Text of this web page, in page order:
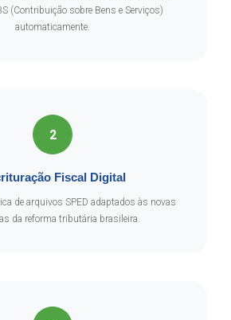
(Contribuição sobre Bens e Serviços)
automaticamente.
2
Fiscal Digital
de arquivos SPED adaptados às novas
da reforma tributária brasileira.